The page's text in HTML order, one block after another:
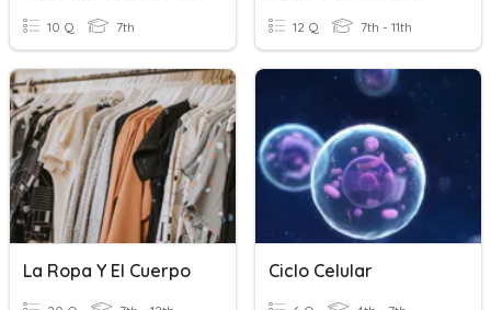
10 Q 7th 12 Q 7th - 11th
La Ropa Y El Cuerpo Ciclo Celular